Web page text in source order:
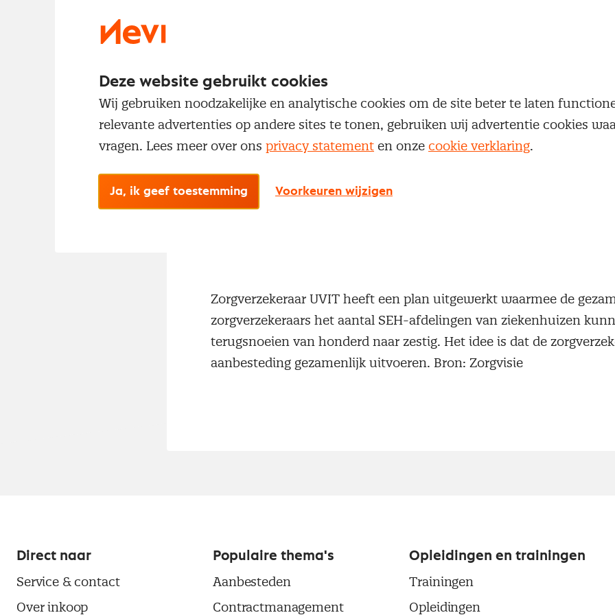
Zorgverzekeraar UVIT heeft een plan uitgewerkt waarmee de
zorgverzekeraars het aantal SEH-afdelingen van ziekenhuizen
terugsnoeien van honderd naar zestig. Het idee is dat de
aanbesteding gezamenlijk uitvoeren. Bron: Zorgvisie
Direct naar
Service & contact
Over inkoop
Populaire thema's
Aanbesteden
Contractmanagement
Opleidingen en trainingen
Trainingen
Opleidingen
Deze website gebruikt cookies
Wij gebruiken noodzakelijke en analytische cookies om de site beter te laten
relevante advertenties op andere sites te tonen, gebruiken wij advertentie cookies
vragen. Lees meer over ons privacy statement en onze cookie verklaring.
Ja, ik geef toestemming Voorkeuren wijzigen